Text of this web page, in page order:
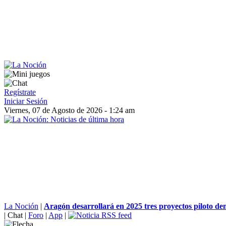
Regístrate
Iniciar Sesión
Viernes, 07 de Agosto de 2026 - 1:24 am
La Noción | Aragón desarrollará en 2025 tres proyectos piloto
| Chat | Foro | App |